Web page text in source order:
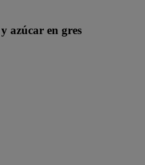
azúcar en gres